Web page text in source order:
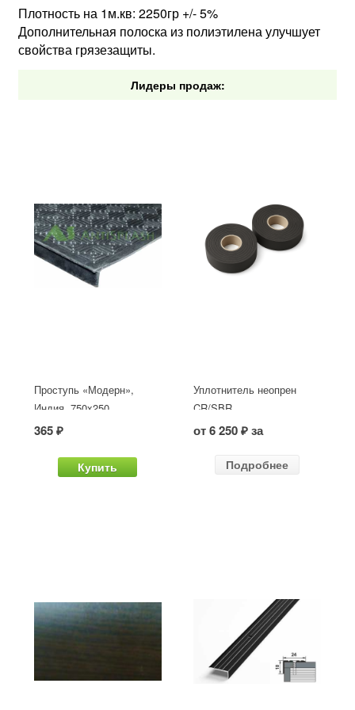
Плотность на 1м.кв: 2250гр +/- 5%
Дополнительная полоска из полиэтилена улучшует
свойства грязезащиты.
Лидеры продаж:
Проступь «Модерн»,
Индия, 750x250
365 ₽
Купить
Уплотнитель неопрен
CR/SBR
от 6 250 ₽ за
Подробнее